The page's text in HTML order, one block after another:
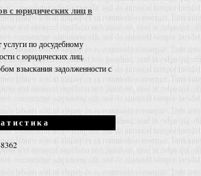
с юридических лиц в
по досудебному
с юридических лиц.
взыскания задолженности с